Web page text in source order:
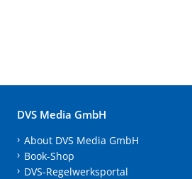
DVS Media GmbH
About DVS Media GmbH
Book-Shop
DVS-Regelwerksportal